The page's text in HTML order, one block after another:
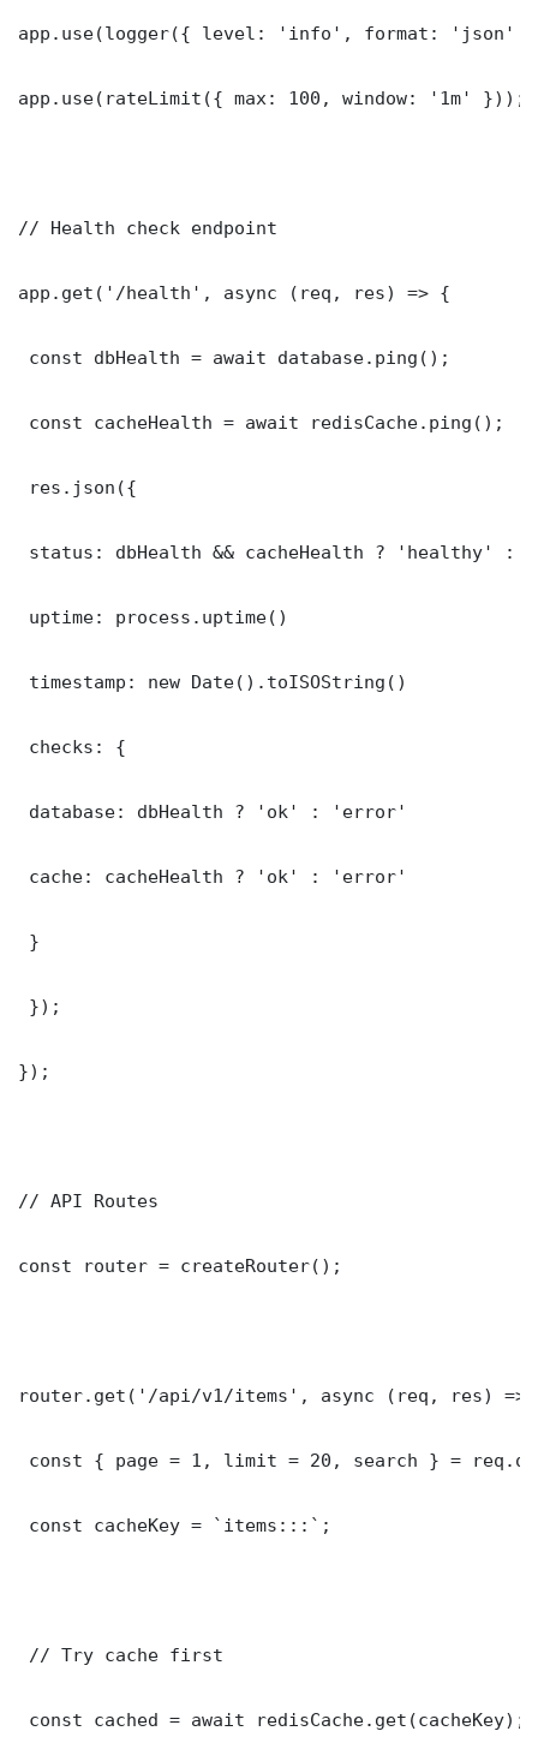
app.use(logger({ level: 'info', format: 'json'
app.use(rateLimit({ max: 100, window: '1m' }));
// Health check endpoint
app.get('/health', async (req, res) => {
const dbHealth = await database.ping();
const cacheHealth = await redisCache.ping();
res.json({
status: dbHealth && cacheHealth ? 'healthy' :
uptime: process.uptime()
timestamp: new Date().toISOString()
checks: {
database: dbHealth ? 'ok' : 'error'
cache: cacheHealth ? 'ok' : 'error'
}
});
});
// API Routes
const router = createRouter();
router.get('/api/v1/items', async (req, res) =>
const { page = 1, limit = 20, search } =
const cacheKey = `items:::`;
// Try cache first
const cached = await redisCache.get(cacheKey);